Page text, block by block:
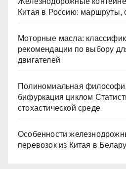
Китая в Россию: маршруты,
Моторные масла:
рекомендации по выбору
двигателей
Полиномиальная
бифуркация циклом
стохастической среде
Особенности
перевозок из Китая в